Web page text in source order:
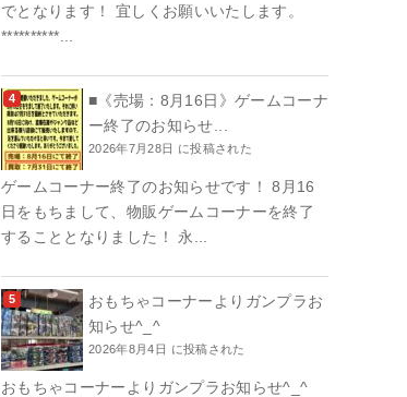
でとなります！ 宜しくお願いいたします。
**********...
■《売場：8月16日》ゲームコーナ
ー終了のお知らせ...
2026年7月28日 に投稿された
ゲームコーナー終了のお知らせです！ 8月16
日をもちまして、物販ゲームコーナーを終了
することとなりました！ 永...
おもちゃコーナーよりガンプラお
知らせ^_^
2026年8月4日 に投稿された
おもちゃコーナーよりガンプラお知らせ^_^